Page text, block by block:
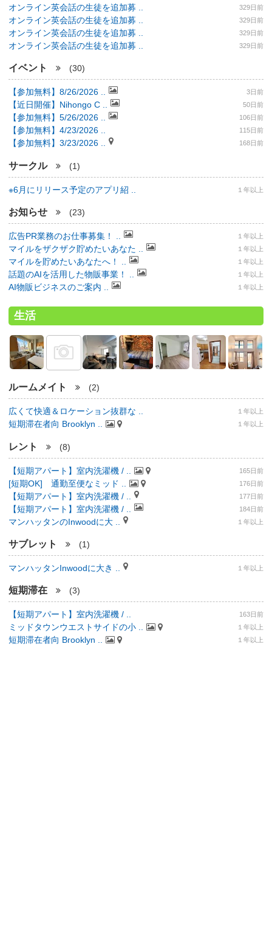
オンライン英会話の生徒を追加募 .. 329日前
オンライン英会話の生徒を追加募 .. 329日前
オンライン英会話の生徒を追加募 .. 329日前
オンライン英会話の生徒を追加募 .. 329日前
イベント (30)
【参加無料】8/26/2026 .. 3日前
【近日開催】Nihongo C .. 50日前
【参加無料】5/26/2026 .. 106日前
【参加無料】4/23/2026 .. 115日前
【参加無料】3/23/2026 .. 168日前
サークル (1)
※6月にリリース予定のアプリ紹 .. １年以上
お知らせ (23)
広告PR業務のお仕事募集！ .. １年以上
マイルをザクザク貯めたいあなた .. １年以上
マイルを貯めたいあなたへ！ .. １年以上
話題のAIを活用した物販事業！ .. １年以上
AI物販ビジネスのご案内 .. １年以上
生活
ルームメイト (2)
広くて快適＆ロケーション抜群な .. １年以上
短期滞在者向 Brooklyn .. １年以上
レント (8)
【短期アパート】室内洗濯機 / .. 165日前
[短期OK] 通勤至便なミッド .. 176日前
【短期アパート】室内洗濯機 / .. 177日前
【短期アパート】室内洗濯機 / .. 184日前
マンハッタンのInwoodに大 .. １年以上
サブレット (1)
マンハッタンInwoodに大き .. １年以上
短期滞在 (3)
【短期アパート】室内洗濯機 / .. 163日前
ミッドタウンウエストサイドの小 .. １年以上
短期滞在者向 Brooklyn .. １年以上